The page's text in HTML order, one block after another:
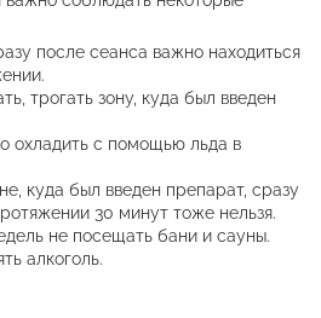
после сеанса важно находиться
трогать зону, куда был введен
охладить с помощью льда в
куда был введен препарат, сразу
30 минут тоже нельзя.
не посещать бани и сауны.
алкоголь.